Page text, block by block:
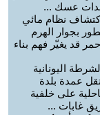
عسك ...
نظام مائي
بجوار الهرم
قد يغيّر فهم بناء
اليونانية
عمدة بلدة
على خلفية
غابات ...